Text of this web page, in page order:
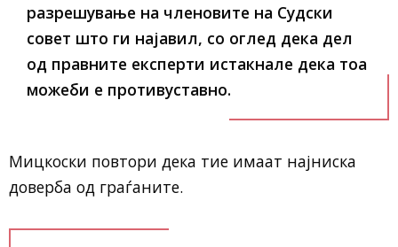
разрешување на членовите на Судски
совет што ги најавил, со оглед дека дел
од правните експерти истакнале дека тоа
можеби е противуставно.
Мицкоски повтори дека тие имаат најниска
доверба од граѓаните.